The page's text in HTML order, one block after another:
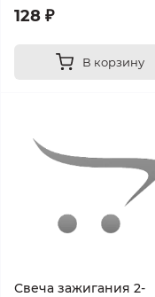
128 ₽
В корзину
Свеча зажигания 2-